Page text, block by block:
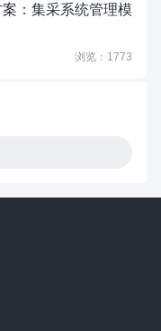
：集采系统管理模
浏览：1773